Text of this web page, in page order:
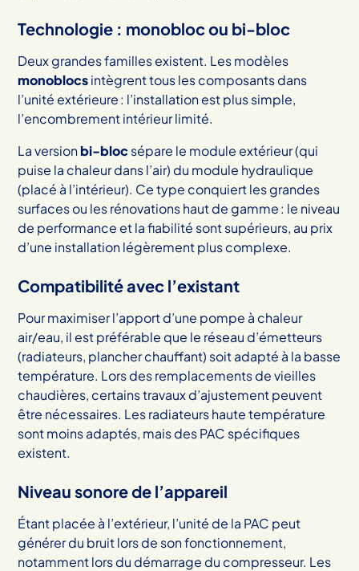
Technologie : monobloc ou bi-bloc
Deux grandes familles existent. Les modèles
monoblocsintègrent tous les composants dans
l’unité extérieure : l’installation est plus simple,
l’encombrement intérieur limité.
La versionbi-bloc sépare le module extérieur (qui
puise la chaleur dans l’air) du module hydraulique
(placé à l’intérieur). Ce type conquiert les grandes
surfaces ou les rénovations haut de gamme : le niveau
de performance et la fiabilité sont supérieurs, au prix
d’une installation légèrement plus complexe.
Compatibilité avec l’existant
Pour maximiser l’apport d’une pompe à chaleur
air/eau, il est préférable que le réseau d’émetteurs
(radiateurs, plancher chauffant) soit adapté à la basse
température. Lors des remplacements de vieilles
chaudières, certains travaux d’ajustement peuvent
être nécessaires. Les radiateurs haute température
sont moins adaptés, mais des PAC spécifiques
existent.
Niveau sonore de l’appareil
Étant placée à l’extérieur, l’unité de la PAC peut
générer du bruit lors de son fonctionnement,
notamment lors du démarrage du compresseur. Les